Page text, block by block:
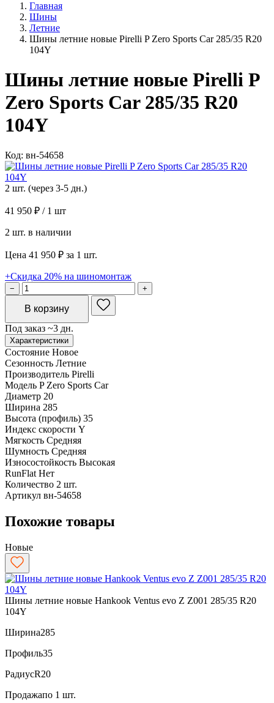
Главная
Шины
Летние
Шины летние новые Pirelli P Zero Sports Car 285/35 R20
104Y
Шины летние новые Pirelli P
Zero Sports Car 285/35 R20
104Y
Код: вн-54658
2 шт. (через 3-5 дн.)
41 950 ₽ / 1 шт
2 шт. в наличии
Цена 41 950 ₽ за 1 шт.
+Скидка 20% на шиномонтаж
− +
В корзину
Под заказ ~3 дн.
Характеристики
Состояние Новое
Сезонность Летние
Производитель Pirelli
Модель P Zero Sports Car
Диаметр 20
Ширина 285
Высота (профиль) 35
Индекс скорости Y
Мягкость Средняя
Шумность Средняя
Износостойкость Высокая
RunFlat Нет
Количество 2 шт.
Артикул вн-54658
Похожие товары
Новые
Шины летние новые Hankook Ventus evo Z Z001 285/35 R20
104Y
Ширина285
Профиль35
РадиусR20
Продажапо 1 шт.